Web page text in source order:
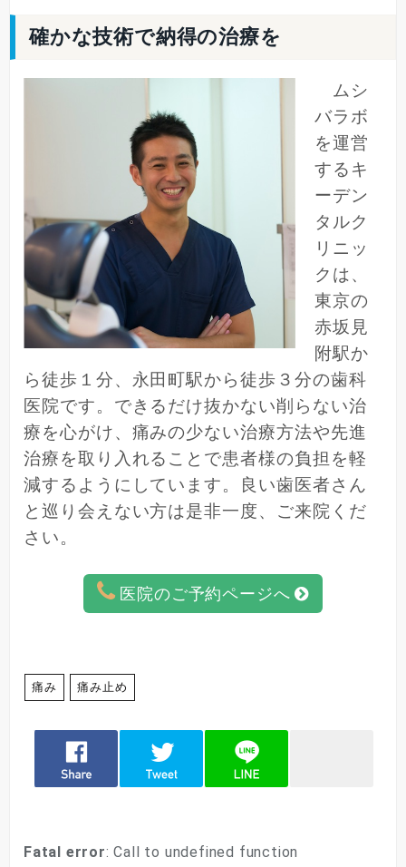
確かな技術で納得の治療を
ムシ
バラボ
を運営
するキ
ーデン
タルク
リニッ
クは、
東京の
赤坂見
附駅か
ら徒歩１分、永田町駅から徒歩３分の歯科
医院です。できるだけ抜かない削らない治
療を心がけ、痛みの少ない治療方法や先進
治療を取り入れることで患者様の負担を軽
減するようにしています。良い歯医者さん
と巡り会えない方は是非一度、ご来院くだ
さい。
医院のご予約ページへ
痛み 痛み止め
Fatal error: Call to undefined function